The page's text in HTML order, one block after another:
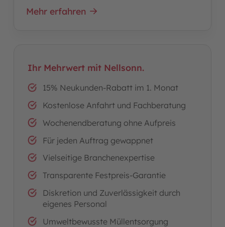
Mehr erfahren
Ihr Mehrwert mit Nellsonn.
15% Neukunden-Rabatt im 1. Monat
Kostenlose Anfahrt und Fachberatung
Wochenendberatung ohne Aufpreis
Für jeden Auftrag gewappnet
Vielseitige Branchenexpertise
Transparente Festpreis-Garantie
Diskretion und Zuverlässigkeit durch
eigenes Personal
Umweltbewusste Müllentsorgung